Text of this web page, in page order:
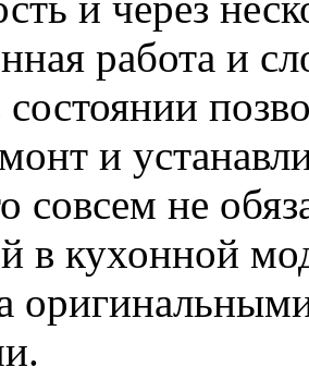
работа и
и
совсем не
в кухонной